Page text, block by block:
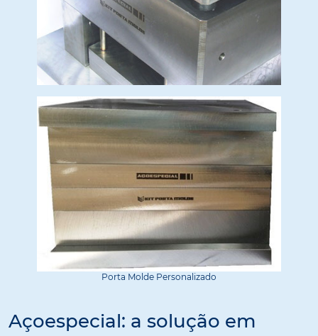
Porta Molde Personalizado
Açoespecial: a solução em